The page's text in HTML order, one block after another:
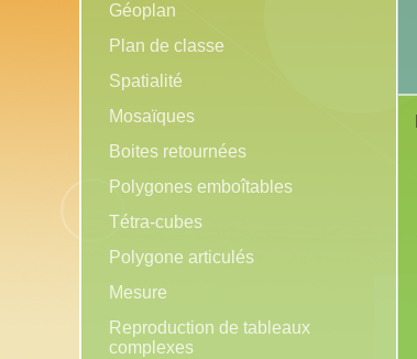
Géoplan
Plan de classe
Spatialité
Mosaïques
Boites retournées
Polygones emboîtables
Tétra-cubes
Polygone articulés
Mesure
Reproduction de tableaux
complexes